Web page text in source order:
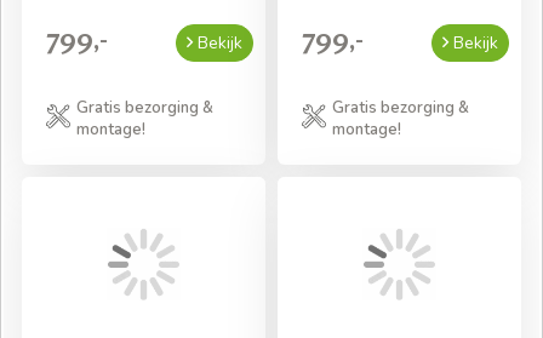
799,- Bekijk
Gratis bezorging &
montage!
799,- Bekijk
Gratis bezorging &
montage!